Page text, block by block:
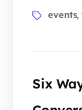
events,
Six